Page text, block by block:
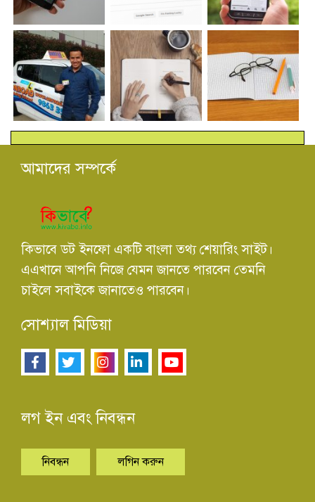
আমাদের সম্পর্কে
কিভাবে ডট ইনফো একটি বাংলা তথ্য শেয়ারিং সাইট।
এএখানে আপনি নিজে যেমন জানতে পারবেন তেমনি
চাইলে সবাইকে জানাতেও পারবেন।
সোশ্যাল মিডিয়া
লগ ইন এবং নিবন্ধন
নিবন্ধন লগিন করুন